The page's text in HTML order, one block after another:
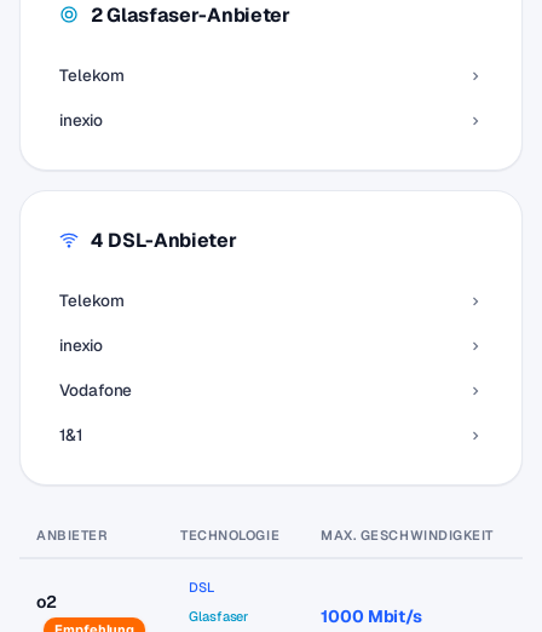
2 Glasfaser-Anbieter
Telekom
inexio
4 DSL-Anbieter
Telekom
inexio
Vodafone
1&1
ANBIETER TECHNOLOGIE MAX. GESCHWINDIGKEIT
o2
DSL
Glasfaser
1000 Mbit/s